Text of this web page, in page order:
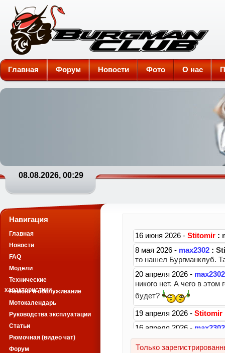
Burgman-Club
Главная Форум Новости Фото О нас
08.08.2026, 00:29
Навигация
Главная
Новости
FAQ
Модели
Технические
характеристики
Ремонт и обслуживание
Мотокалендарь
Руководства эксплуатации
Статьи
Рюмочная (видео чат)
Форум